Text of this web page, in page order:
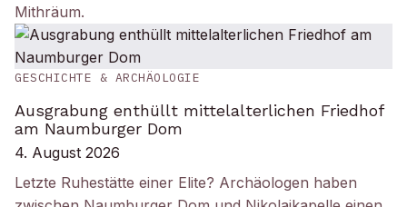
Mithräum.
GESCHICHTE & ARCHÄOLOGIE
Ausgrabung enthüllt mittelalterlichen Friedhof
am Naumburger Dom
4. August 2026
Letzte Ruhestätte einer Elite? Archäologen haben